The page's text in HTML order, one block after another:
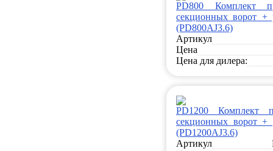
PD800 Комплект
секционных ворот +
(PD800AJ3.6)
Артикул
Цена
Цена для дилера:
PD1200 Комплект
секционных ворот +
(PD1200AJ3.6)
Артикул